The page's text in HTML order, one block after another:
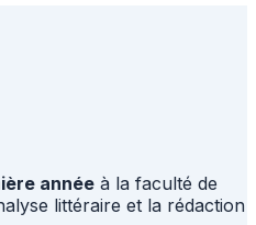
année à la faculté de
littéraire et la rédaction